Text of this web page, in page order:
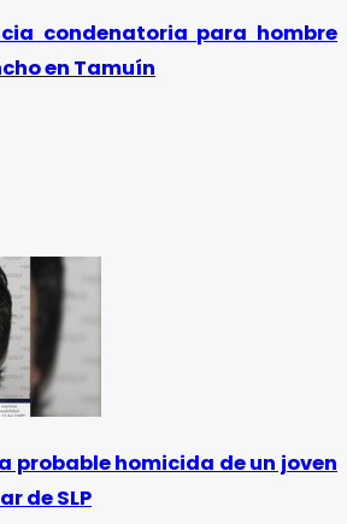
condenatoria para hombre
en Tamuín
probable homicida de un joven
de SLP